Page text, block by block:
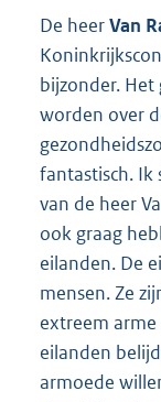
De heerVan
bijzonder. Het
worden over
fantastisch. Ik
van de heer
ook graag
eilanden. De
mensen. Ze
extreem arme
eilanden
armoede